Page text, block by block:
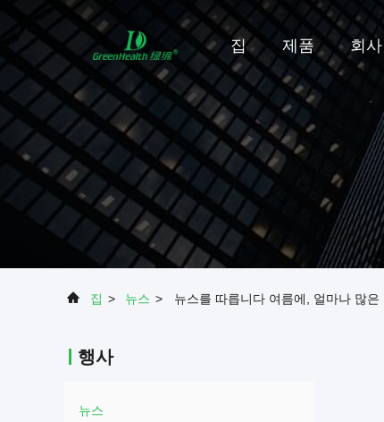
집 제품 회
집 > 뉴스 > 뉴스를 따릅니다 여름에, 얼마나 많
행사
뉴스